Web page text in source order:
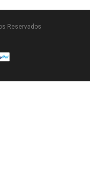
Reservados